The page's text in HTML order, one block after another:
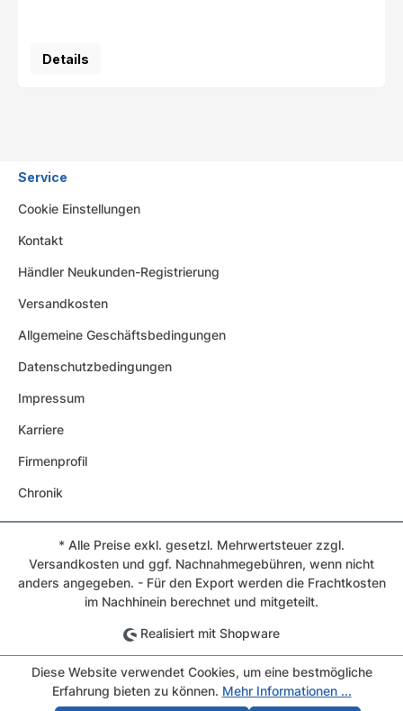
Details
Service
Cookie Einstellungen
Kontakt
Händler Neukunden-Registrierung
Versandkosten
Allgemeine Geschäftsbedingungen
Datenschutzbedingungen
Impressum
Karriere
Firmenprofil
Chronik
* Alle Preise exkl. gesetzl. Mehrwertsteuer zzgl.
Versandkosten und ggf. Nachnahmegebühren, wenn nicht
anders angegeben. - Für den Export werden die Frachtkosten
im Nachhinein berechnet und mitgeteilt.
Realisiert mit Shopware
Diese Website verwendet Cookies, um eine bestmögliche
Erfahrung bieten zu können. Mehr Informationen ...